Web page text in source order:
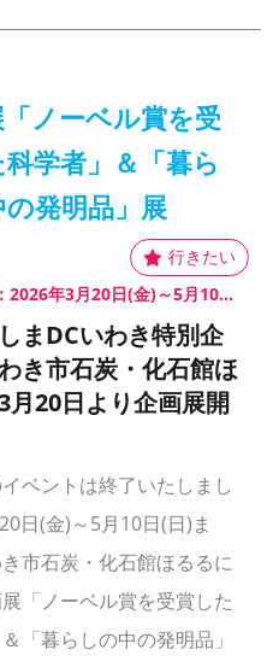
ノーベル賞を受
学者」＆「暮ら
の発明品」展
開催期間：2026年3月20日(金)～5月10日(日)
しまDCいわき特別企
き市石炭・化石館ほ
月20日より企画展開
ベントは終了いたしまし
日(金)～5月10日(日)ま
市石炭・化石館ほるるに
「ノーベル賞を受賞した
「暮らしの中の発明品」